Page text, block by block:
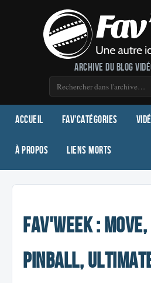
Archive du blog
Accueil Fav'Catégories
À propos Liens morts
Fav'Week :
Pinball,